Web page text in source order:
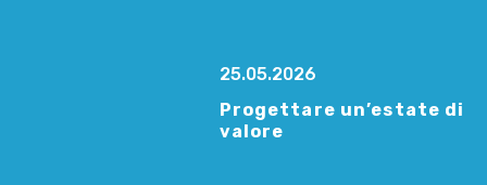
25.05.2026
Progettare un’estate di
valore